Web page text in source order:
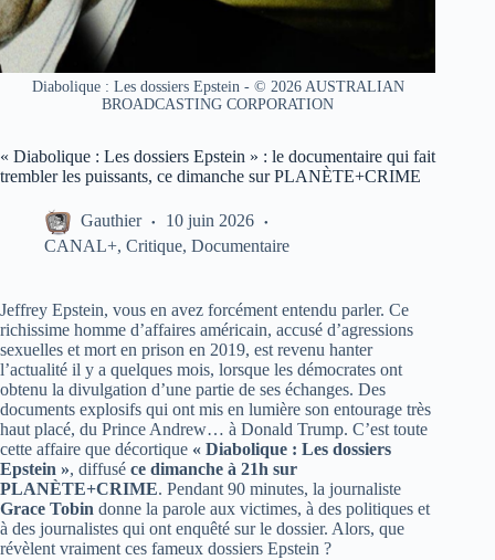
Diabolique : Les dossiers Epstein - © 2026 AUSTRALIAN
BROADCASTING CORPORATION
« Diabolique : Les dossiers Epstein » : le documentaire qui fait
trembler les puissants, ce dimanche sur PLANÈTE+CRIME
Gauthier
10 juin 2026
CANAL+, Critique, Documentaire
Jeffrey Epstein, vous en avez forcément entendu parler. Ce
richissime homme d’affaires américain, accusé d’agressions
sexuelles et mort en prison en 2019, est revenu hanter
l’actualité il y a quelques mois, lorsque les démocrates ont
obtenu la divulgation d’une partie de ses échanges. Des
documents explosifs qui ont mis en lumière son entourage très
haut placé, du Prince Andrew… à Donald Trump. C’est toute
cette affaire que décortique « Diabolique : Les dossiers
Epstein », diffusé ce dimanche à 21h sur
PLANÈTE+CRIME. Pendant 90 minutes, la journaliste
Grace Tobin donne la parole aux victimes, à des politiques et
à des journalistes qui ont enquêté sur le dossier. Alors, que
révèlent vraiment ces fameux dossiers Epstein ?